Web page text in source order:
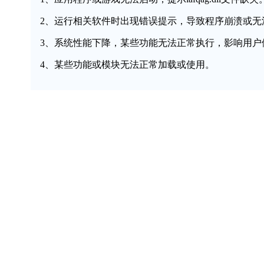
2、运行相关软件时出现错误提示，导致程序崩溃或无
3、系统性能下降，某些功能无法正常执行，影响用户
4、某些功能或模块无法正常加载或使用。